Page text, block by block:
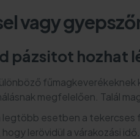
vagy
pázsitot hozhat
megfelelően. Talál
legtöbb esetben a tekercses
lerövidül a várakozási